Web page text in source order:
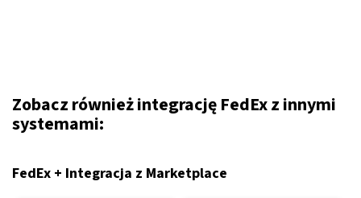
Zobacz również integrację FedEx z innymi
systemami:
FedEx + Integracja z Marketplace